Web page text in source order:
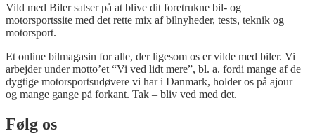
Vild med Biler satser på at blive dit foretrukne bil- og
motorsportssite med det rette mix af bilnyheder, tests, teknik og
motorsport.
Et online bilmagasin for alle, der ligesom os er vilde med biler. Vi
arbejder under motto’et “Vi ved lidt mere”, bl. a. fordi mange af de
dygtige motorsportsudøvere vi har i Danmark, holder os på ajour –
og mange gange på forkant. Tak – bliv ved med det.
Følg os